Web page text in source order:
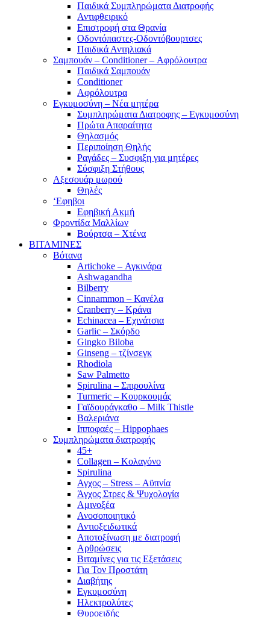
Παιδικά Συμπληρώματα Διατροφής
Αντιφθειρικό
Επιστροφή στα Θρανία
Οδοντόπαστες-Οδοντόβουρτσες
Παιδικά Αντηλιακά
Σαμπουάν – Conditioner – Αφρόλουτρα
Παιδικά Σαμπουάν
Conditioner
Αφρόλουτρα
Εγκυμοσύνη – Νέα μητέρα
Συμπληρώματα Διατροφης – Εγκυμοσύνη
Πρώτα Απαραίτητα
Θηλασμός
Περιποίηση Θηλής
Ραγάδες – Συσφιξη για μητέρες
Σύσφιξη Στήθους
Αξεσουάρ μωρού
Θηλές
‘Εφηβοι
Εφηβική Ακμή
Φροντίδα Μαλλίων
Βούρτσα – Χτένα
ΒΙΤΑΜΙΝΕΣ
Βότανα
Artichoke – Αγκινάρα
Ashwagandha
Bilberry
Cinnammon – Κανέλα
Cranberry – Κράνα
Echinacea – Εχινάτσια
Garlic – Σκόρδο
Gingko Biloba
Ginseng – τζίνσεγκ
Rhodiola
Saw Palmetto
Spirulina – Σπιρουλίνα
Turmeric – Κουρκουμάς
Γαϊδουράγκαθο – Milk Thistle
Βαλεριάνα
Ιπποφαές – Hippophaes
Συμπληρώματα διατροφής
45+
Collagen – Κολαγόνο
Spirulina
Αγχος – Stress – Αϋπνία
Άγχος Στρες & Ψυχολογία
Αμινοξέα
Ανοσοποιητικό
Αντιοξειδωτικά
Αποτοξίνωση με διατροφή
Αρθρώσεις
Βιταμίνες για τις Εξετάσεις
Για Τον Προστάτη
Διαβήτης
Εγκυμοσύνη
Ηλεκτρολύτες
Θυροειδής